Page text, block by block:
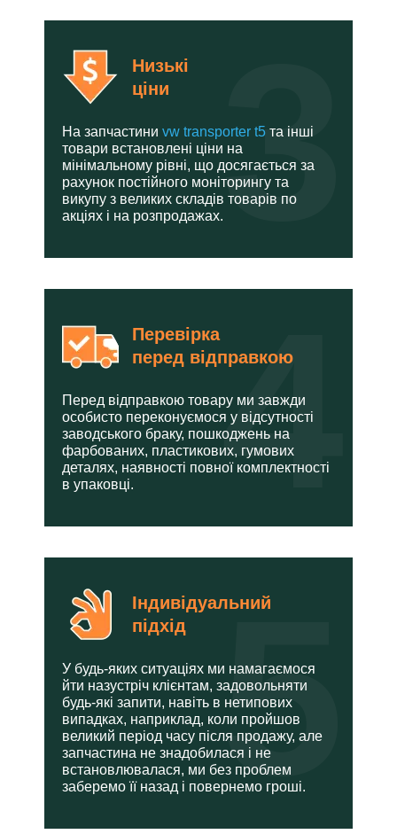
3
Низькі
ціни
На запчастини vw transporter t5 та інші
товари встановлені ціни на
мінімальному рівні, що досягається за
рахунок постійного моніторингу та
викупу з великих складів товарів по
акціях і на розпродажах.
4
Перевірка
перед відправкою
Перед відправкою товару ми завжди
особисто переконуємося у відсутності
заводського браку, пошкоджень на
фарбованих, пластикових, гумових
деталях, наявності повної комплектності
в упаковці.
5
Індивідуальний
підхід
У будь-яких ситуаціях ми намагаємося
йти назустріч клієнтам, задовольняти
будь-які запити, навіть в нетипових
випадках, наприклад, коли пройшов
великий період часу після продажу, але
запчастина не знадобилася і не
встановлювалася, ми без проблем
заберемо її назад і повернемо гроші.